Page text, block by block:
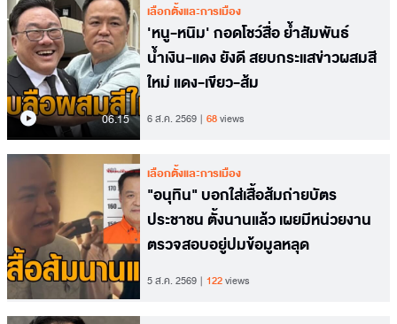
06.15
เลือกตั้งและการเมือง
'หนู-หนิม' กอดโชว์สื่อ ย้ำสัมพันธ์
น้ำเงิน-แดง ยังดี สยบกระแสข่าวผสมสี
ใหม่ แดง-เขียว-ส้ม
6 ส.ค. 2569 68views
เลือกตั้งและการเมือง
"อนุทิน" บอกใส่เสื้อส้มถ่ายบัตร
ประชาชน ตั้งนานแล้ว เผยมีหน่วยงาน
ตรวจสอบอยู่ปมข้อมูลหลุด
5 ส.ค. 2569 122views